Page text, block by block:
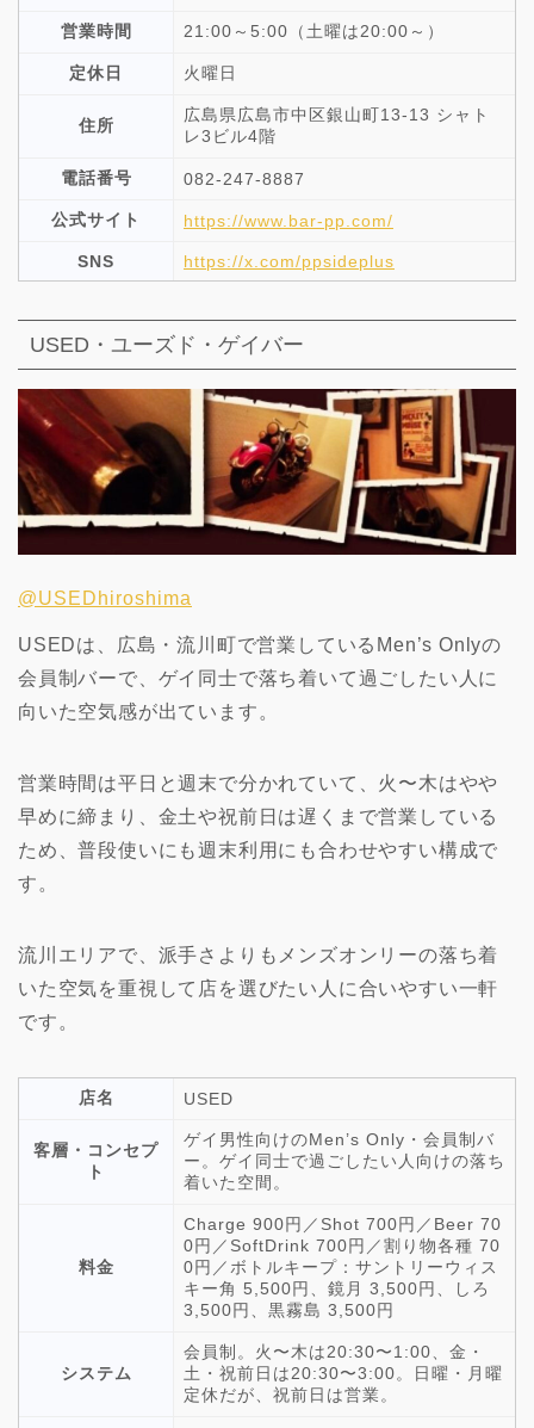
営業時間 21:00～5:00（土曜は20:00～）
定休日 火曜日
住所
広島県広島市中区銀山町13-13 シャト
レ3ビル4階
電話番号 082-247-8887
公式サイト https://www.bar-pp.com/
SNS https://x.com/ppsideplus
USED・ユーズド・ゲイバー
@USEDhiroshima
USEDは、広島・流川町で営業しているMen’s Onlyの
会員制バーで、ゲイ同士で落ち着いて過ごしたい人に
向いた空気感が出ています。
営業時間は平日と週末で分かれていて、火〜木はやや
早めに締まり、金土や祝前日は遅くまで営業している
ため、普段使いにも週末利用にも合わせやすい構成で
す。
流川エリアで、派手さよりもメンズオンリーの落ち着
いた空気を重視して店を選びたい人に合いやすい一軒
です。
店名 USED
客層・コンセプ
ト
ゲイ男性向けのMen’s Only・会員制バ
ー。ゲイ同士で過ごしたい人向けの落ち
着いた空間。
料金
Charge 900円／Shot 700円／Beer 70
0円／SoftDrink 700円／割り物各種 70
0円／ボトルキープ：サントリーウィス
キー角 5,500円、鏡月 3,500円、しろ
3,500円、黒霧島 3,500円
システム
会員制。火〜木は20:30〜1:00、金・
土・祝前日は20:30〜3:00。日曜・月曜
定休だが、祝前日は営業。